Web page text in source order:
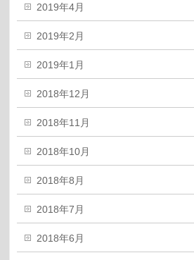
2019年4月
2019年2月
2019年1月
2018年12月
2018年11月
2018年10月
2018年8月
2018年7月
2018年6月